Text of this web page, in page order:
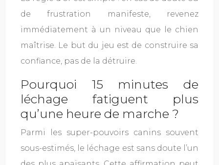
de frustration manifeste, revenez
immédiatement à un niveau que le chien
maîtrise. Le but du jeu est de construire sa
confiance, pas de la détruire.
Pourquoi 15 minutes de
léchage fatiguent plus
qu’une heure de marche ?
Parmi les super-pouvoirs canins souvent
sous-estimés, le léchage est sans doute l’un